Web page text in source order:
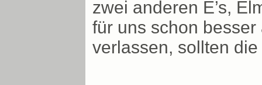
zwei anderen E’s,
für uns schon besser
verlassen, sollten